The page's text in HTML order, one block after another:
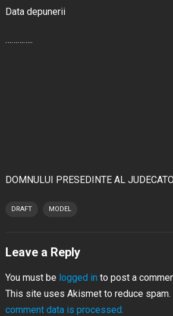
Data depunerii
…………..
DOMNULUI PRESEDINTE AL
DRAFT MODEL
Leave a Reply
You must be logged into post a
This site uses Akismet to reduce spam.
comment data is processed.